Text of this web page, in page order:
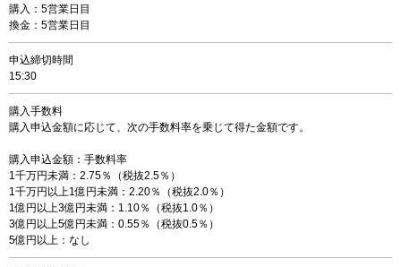
購入：5営業日目
換金：5営業日目
申込締切時間
15:30
購入手数料
購入申込金額に応じて、次の手数料率を乗じて得た金額です。
購入申込金額：手数料率
1千万円未満：2.75％（税抜2.5％）
1千万円以上1億円未満：2.20％（税抜2.0％）
1億円以上3億円未満：1.10％（税抜1.0％）
3億円以上5億円未満：0.55％（税抜0.5％）
5億円以上：なし